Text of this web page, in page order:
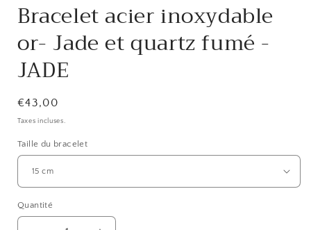
Bracelet acier inoxydable
or- Jade et quartz fumé -
JADE
Prix
habituel
€43,00
Taxes incluses.
Taille du bracelet
Quantité